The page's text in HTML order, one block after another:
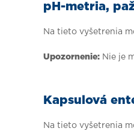
pH-metria,
Na tieto vyšetrenia
Upozornenie: Nie je
Kapsulová
Na tieto vyšetrenia